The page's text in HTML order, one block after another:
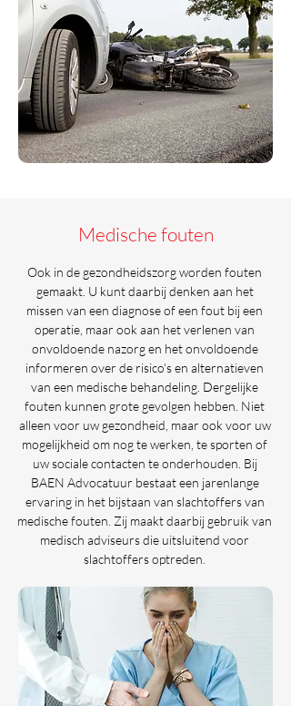
Medische fouten
Ook in de gezondheidszorg worden fouten
gemaakt. U kunt daarbij denken aan het
missen van een diagnose of een fout bij een
operatie, maar ook aan het verlenen van
onvoldoende nazorg en het onvoldoende
informeren over de risico's en alternatieven
van een medische behandeling. Dergelijke
fouten kunnen grote gevolgen hebben. Niet
alleen voor uw gezondheid, maar ook voor uw
mogelijkheid om nog te werken, te sporten of
uw sociale contacten te onderhouden. Bij
BAEN Advocatuur bestaat een jarenlange
ervaring in het bijstaan van slachtoffers van
medische fouten. Zij maakt daarbij gebruik van
medisch adviseurs die uitsluitend voor
slachtoffers optreden.